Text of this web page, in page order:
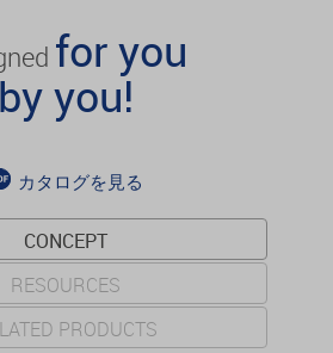
for you
by you!
カタログを見る
CONCEPT
RESOURCES
PRODUCTS